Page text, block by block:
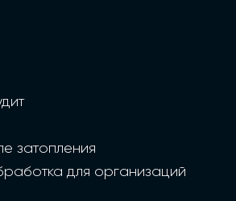
затопления
для организаций